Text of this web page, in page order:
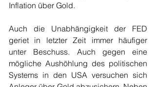
Inflation über Gold.
Auch die Unabhängigkeit der FED
geriet in letzter Zeit immer häufiger
unter Beschuss. Auch gegen eine
mögliche Aushöhlung des politischen
Systems in den USA versuchen sich